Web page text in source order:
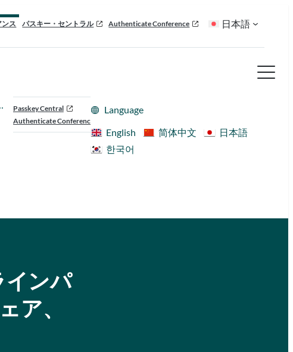
ス パスキー・セントラル Authenticate Conference 日本語
Passkey Central
Authenticate Conference
Language
English
简体中文
日本語
한국어
インパ
ア、